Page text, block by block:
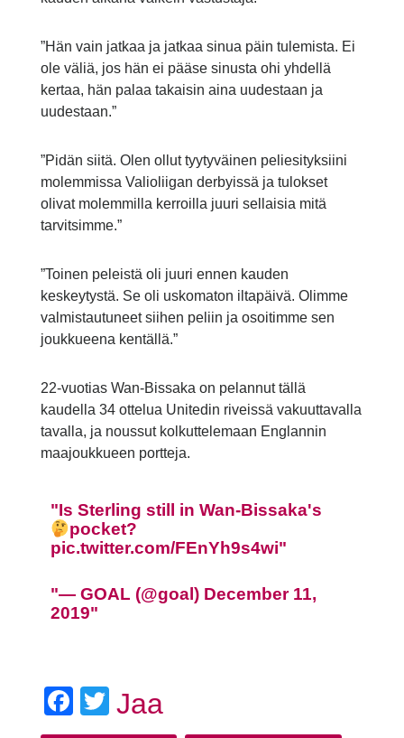
”Hän vain jatkaa ja jatkaa sinua päin tulemista. Ei
ole väliä, jos hän ei pääse sinusta ohi yhdellä
kertaa, hän palaa takaisin aina uudestaan ja
uudestaan.”
”Pidän siitä. Olen ollut tyytyväinen peliesityksiini
molemmissa Valioliigan derbyissä ja tulokset
olivat molemmilla kerroilla juuri sellaisia mitä
tarvitsimme.”
”Toinen peleistä oli juuri ennen kauden
keskeytystä. Se oli uskomaton iltapäivä. Olimme
valmistautuneet siihen peliin ja osoitimme sen
joukkueena kentällä.”
22-vuotias Wan-Bissaka on pelannut tällä
kaudella 34 ottelua Unitedin riveissä vakuuttavalla
tavalla, ja noussut kolkuttelemaan Englannin
maajoukkueen portteja.
Is Sterling still in Wan-Bissaka's
pocket?
pic.twitter.com/FEnYh9s4wi
— GOAL (@goal) December 11,
2019
Facebook
Twitter
Jaa